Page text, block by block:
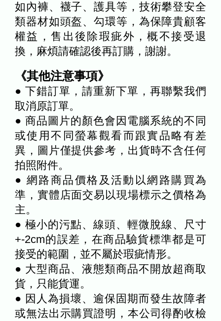
如內褲、襪子、護具等，技術攀登安全
類器材如頭盔、勾環等，為保障貴顧客
權益，售出後除瑕疵外，概不接受退
換，麻煩請確認後再訂購，謝謝。
《其他注意事項》
● 下錯訂單，請重新下單，再聯繫我們
取消原訂單。
● 商品圖片的顏色會因電腦系統的不同
或使用不同螢幕觀看而跟實品略有差
異，圖片僅提供參考，出貨時不含任何
拍照附件。
● 網路商品價格及活動以網路購買為
準，實體店面交易以現場標示之價格為
主。
● 極小的污點、線頭、輕微脫線、尺寸
+-2cm的誤差，在商品驗貨標準都是可
接受的範圍，並不屬於瑕疵情形。
● 大型商品、液態類商品不開放超商取
貨，只能貨運。
● 因人為損壞、逾保固期而發生故障者
或無法出示購買證明，本公司得酌收檢